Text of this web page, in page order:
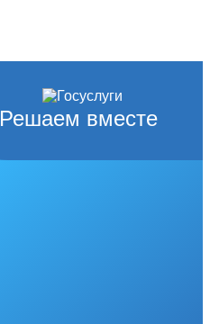
Решаем вместе